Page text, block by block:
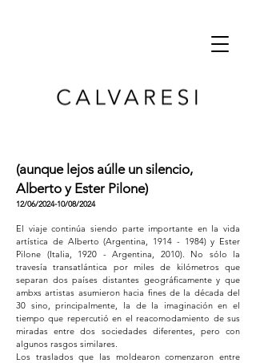
(aunque lejos aúlle un silencio,
Alberto y Ester Pilone)
12/06/2024-10/08/2024
El viaje continúa siendo parte importante en la vida
artística de Alberto (Argentina, 1914 - 1984)y Ester
Pilone (Italia, 1920 - Argentina, 2010). No sólo la
travesía transatlántica por miles de kilómetros que
separan dos países distantes geográficamente y que
ambxs artistas asumieron hacia fines de la década del
30 sino, principalmente, la de la imaginación en el
tiempo que repercutió en el reacomodamiento de sus
miradas entre dos sociedades diferentes, pero con
algunos rasgos similares.
Los traslados que las moldearon comenzaron entre